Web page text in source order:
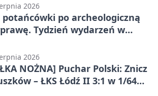
2026
potańcówki po archeologiczną
Tydzień wydarzeń w
2026
NOŻNA] Puchar Polski: Znicz
– ŁKS Łódź II 3:1 w 1/64